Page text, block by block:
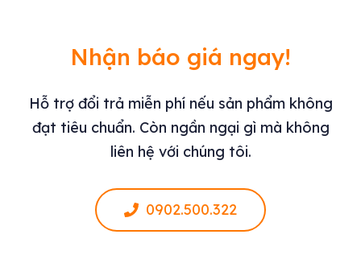
Nhận báo giá ngay!
Hỗ trợ đổi trả miễn phí nếu sản phẩm không
đạt tiêu chuẩn. Còn ngần ngại gì mà không
liên hệ với chúng tôi.
0902.500.322